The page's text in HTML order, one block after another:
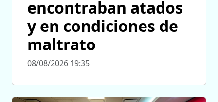
encontraban atados
y en condiciones de
maltrato
08/08/2026 19:35